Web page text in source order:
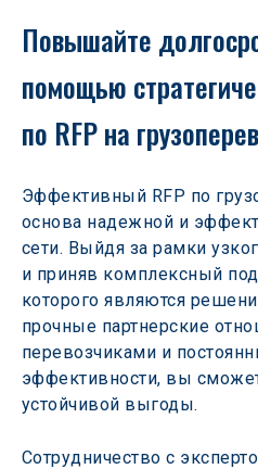
Повышайте
помощью
по RFP на
Эффективный RFP по
основа надежной и
сети. Выйдя за рамки
и приняв комплексный
которого являются
прочные партнерские
перевозчиками и
эффективности, вы
устойчивой выгоды.
Сотрудничество с